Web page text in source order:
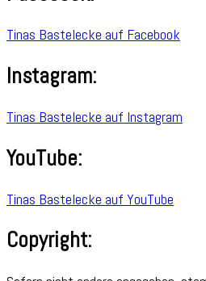
Tinas Bastelecke auf Facebook
Instagram:
Tinas Bastelecke auf Instagram
YouTube:
Tinas Bastelecke auf YouTube
Copyright: